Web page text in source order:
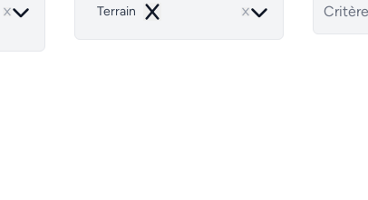
Terrain
Remove